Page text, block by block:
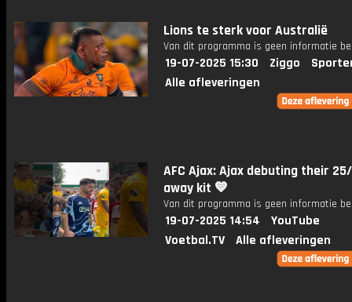
Lions te sterk voor Australië
Van dit programma is geen informatie
19-07-2025 15:30 Ziggo
Alle afleveringen
AFC Ajax: Ajax debuting their
away kit 💙
Van dit programma is geen informatie
19-07-2025 14:54
YouTube
Voetbal.TV
Alle afleveringen